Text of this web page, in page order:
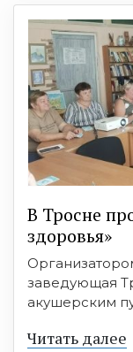
В Тросне
здоровья»
заведующая
акушерским
Читать далее